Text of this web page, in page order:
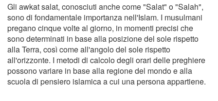
Gli awkat salat, conosciuti anche come "Salat" o "Salah",
sono di fondamentale importanza nell'Islam. I musulmani
pregano cinque volte al giorno, in momenti precisi che
sono determinati in base alla posizione del sole rispetto
alla Terra, così come all'angolo del sole rispetto
all'orizzonte. I metodi di calcolo degli orari delle preghiere
possono variare in base alla regione del mondo e alla
scuola di pensiero islamica a cui una persona appartiene.